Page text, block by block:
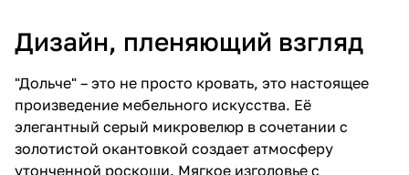
Дизайн, пленяющий взгляд
"Дольче" – это не просто кровать, это настоящее
произведение мебельного искусства. Её
элегантный серый микровелюр в сочетании с
золотистой окантовкой создает атмосферу
утонченной роскоши. Мягкое изголовье с